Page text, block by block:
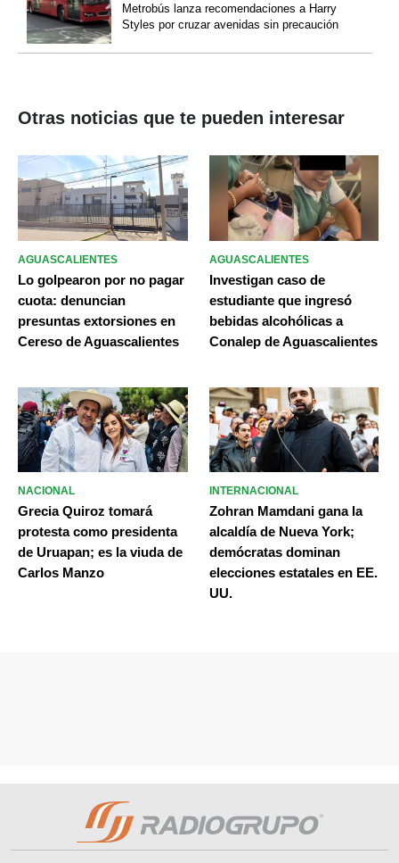
Metrobús lanza recomendaciones a Harry
Styles por cruzar avenidas sin precaución
Otras noticias que te pueden interesar
AGUASCALIENTES
Lo golpearon por no pagar
cuota: denuncian
presuntas extorsiones en
Cereso de Aguascalientes
AGUASCALIENTES
Investigan caso de
estudiante que ingresó
bebidas alcohólicas a
Conalep de Aguascalientes
NACIONAL
Grecia Quiroz tomará
protesta como presidenta
de Uruapan; es la viuda de
Carlos Manzo
INTERNACIONAL
Zohran Mamdani gana la
alcaldía de Nueva York;
demócratas dominan
elecciones estatales en EE.
UU.